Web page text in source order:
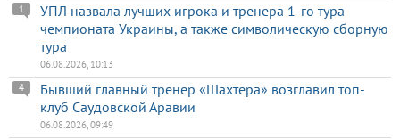
УПЛ назвала лучших игрока и тренера 1-го тура
чемпионата Украины, а также символическую сборную
тура
1
06.08.2026, 10:13
Бывший главный тренер «Шахтера» возглавил топ-
клуб Саудовской Аравии
4
06.08.2026, 09:49